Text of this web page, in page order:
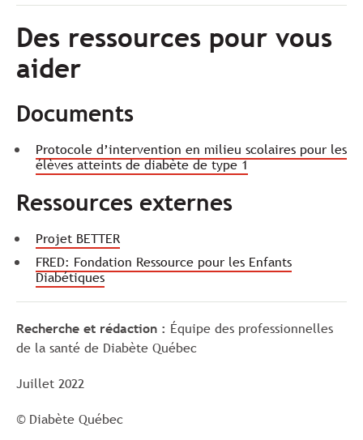
Des ressources pour vous
aider
Documents
Protocole d’intervention en milieu scolaires pour les
élèves atteints de diabète de type 1
Ressources externes
Projet BETTER
FRED: Fondation Ressource pour les Enfants
Diabétiques
Recherche et rédaction : Équipe des professionnelles
de la santé de Diabète Québec
Juillet 2022
© Diabète Québec